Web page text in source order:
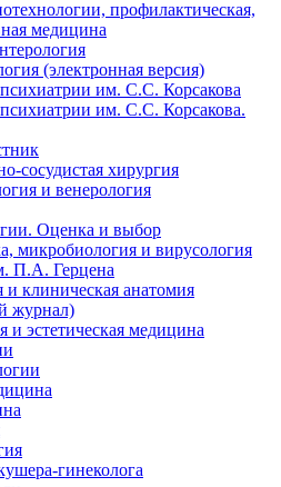
профилактическая,
медицина
(электронная версия)
им. С.С. Корсакова
им. С.С. Корсакова.
сосудистая хирургия
и венерология
Оценка и выбор
микробиология и вирусология
П.А. Герцена
клиническая анатомия
журнал)
и эстетическая медицина
гинеколога